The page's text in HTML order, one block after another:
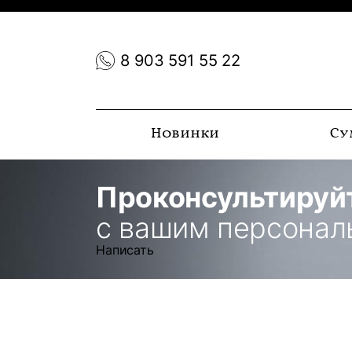
8 903 591 55 22
Новинки
с вашим
Написать